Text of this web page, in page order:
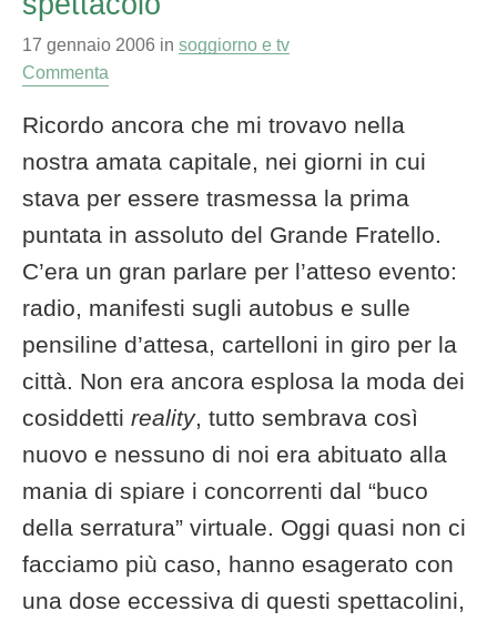
17 gennaio 2006 in soggiorno e tv
Commenta
Ricordo ancora che mi trovavo nella
nostra amata capitale, nei giorni in cui
stava per essere trasmessa la prima
puntata in assoluto del Grande Fratello.
C’era un gran parlare per l’atteso evento:
radio, manifesti sugli autobus e sulle
pensiline d’attesa, cartelloni in giro per la
città. Non era ancora esplosa la moda dei
cosiddetti reality, tutto sembrava così
nuovo e nessuno di noi era abituato alla
mania di spiare i concorrenti dal “buco
della serratura” virtuale. Oggi quasi non ci
facciamo più caso, hanno esagerato con
una dose eccessiva di questi spettacolini,